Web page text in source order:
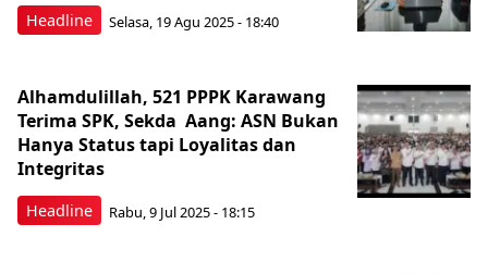
Headline Selasa, 19 Agu 2025 - 18:40
Headline
Alhamdulillah, 521 PPPK Karawang
Terima SPK, Sekda Aang: ASN Bukan
Hanya Status tapi Loyalitas dan
Integritas
Rabu, 9 Jul 2025 - 18:15